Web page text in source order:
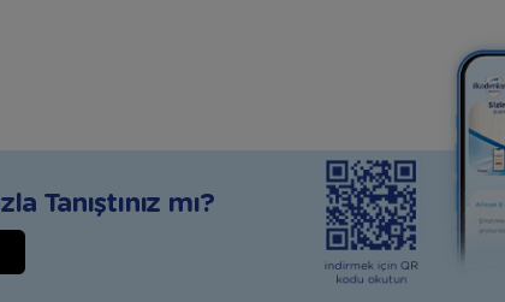
Tanıştınız mı?